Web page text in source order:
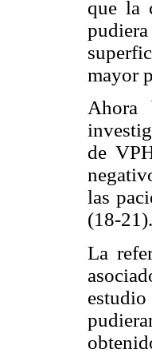
que la
mayor
Ahora
de
las
(18-21).
La
estudio